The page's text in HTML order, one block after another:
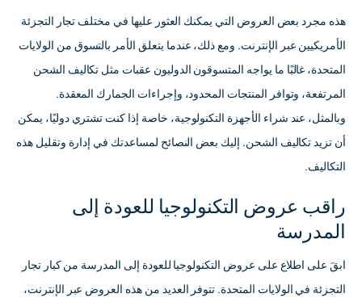
هذه مجرد بعض العروض التي يمكنك العثور عليها في مختلف تجار التجزئة
الأمريكيين عبر الإنترنت. ومع ذلك، عندما يتعلق الأمر بالتسوق من الولايات
المتحدة، غالبًا ما يواجه المتسوقون الدوليون عقبات مثل تكاليف الشحن
المرتفعة، وتوافر المنتجات المحدود، وإجراءات الجمارك المعقدة.
وبالمثل، عند شراء الأجهزة التكنولوجية، خاصة إذا كنت تشتري دوليًا، يمكن
أن تزيد تكاليف الشحن. إليك بعض النصائح لمساعدتك في إدارة وتقليل هذه
التكاليف.
راقب عروض التكنولوجيا للعودة إلى
المدرسة
ابقَ على اطلاع على عروض التكنولوجيا للعودة إلى المدرسة من كبار تجار
التجزئة في الولايات المتحدة. تتوفر العديد من هذه العروض عبر الإنترنت،